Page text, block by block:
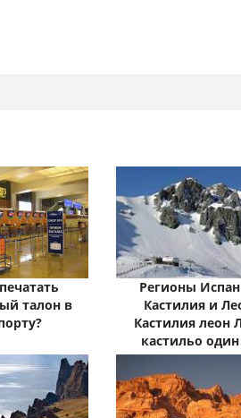
талон в
Регионы
Кастилия и
Кастилия леон
кастильо
тысячи